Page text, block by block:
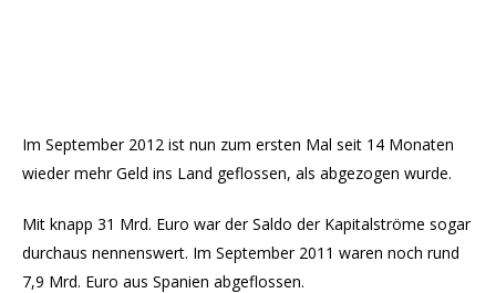
Im September 2012 ist nun zum ersten Mal seit 14 Monaten
wieder mehr Geld ins Land geflossen, als abgezogen wurde.
Mit knapp 31 Mrd. Euro war der Saldo der Kapitalströme sogar
durchaus nennenswert. Im September 2011 waren noch rund
7,9 Mrd. Euro aus Spanien abgeflossen.